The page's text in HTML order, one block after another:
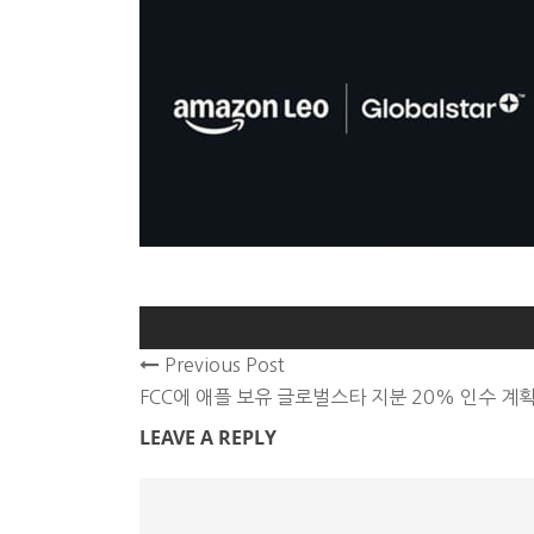
Previous Post
FCC에 애플 보유 글로벌스타 지분 20% 인수 계
LEAVE A REPLY